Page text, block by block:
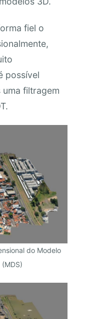
fiel o
possível
filtragem
do Modelo